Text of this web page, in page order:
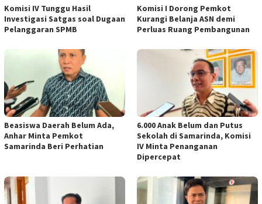
Komisi IV Tunggu Hasil
Investigasi Satgas soal Dugaan
Pelanggaran SPMB
Komisi I Dorong Pemkot
Kurangi Belanja ASN demi
Perluas Ruang Pembangunan
Beasiswa Daerah Belum Ada,
Anhar Minta Pemkot
Samarinda Beri Perhatian
6.000 Anak Belum dan Putus
Sekolah di Samarinda, Komisi
IV Minta Penanganan
Dipercepat